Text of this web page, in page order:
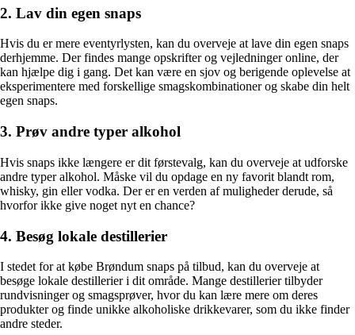
2. Lav din egen snaps
Hvis du er mere eventyrlysten, kan du overveje at lave din egen snaps
derhjemme. Der findes mange opskrifter og vejledninger online, der
kan hjælpe dig i gang. Det kan være en sjov og berigende oplevelse at
eksperimentere med forskellige smagskombinationer og skabe din helt
egen snaps.
3. Prøv andre typer alkohol
Hvis snaps ikke længere er dit førstevalg, kan du overveje at udforske
andre typer alkohol. Måske vil du opdage en ny favorit blandt rom,
whisky, gin eller vodka. Der er en verden af ​​muligheder derude, så
hvorfor ikke give noget nyt en chance?
4. Besøg lokale destillerier
I stedet for at købe Brøndum snaps på tilbud, kan du overveje at
besøge lokale destillerier i dit område. Mange destillerier tilbyder
rundvisninger og smagsprøver, hvor du kan lære mere om deres
produkter og finde unikke alkoholiske drikkevarer, som du ikke finder
andre steder.